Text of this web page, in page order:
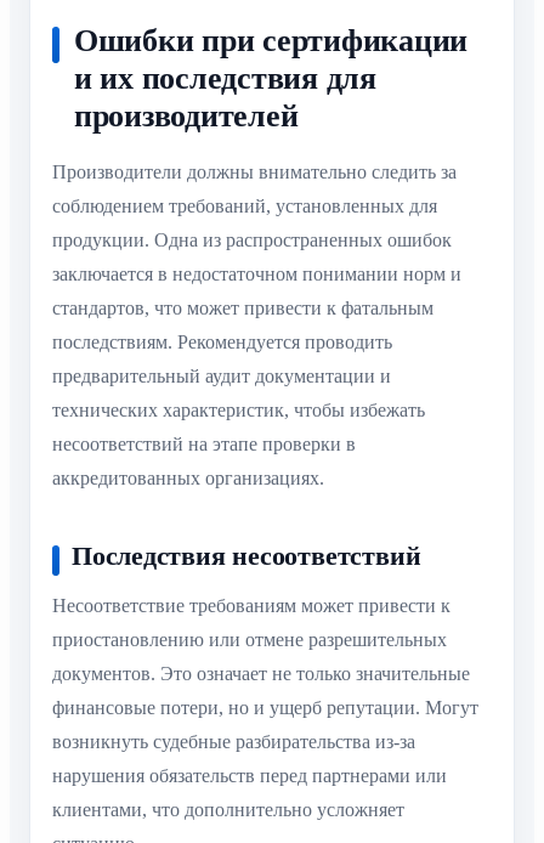
Ошибки при сертификации
и их последствия для
производителей
Производители должны внимательно следить за
соблюдением требований, установленных для
продукции. Одна из распространенных ошибок
заключается в недостаточном понимании норм и
стандартов, что может привести к фатальным
последствиям. Рекомендуется проводить
предварительный аудит документации и
технических характеристик, чтобы избежать
несоответствий на этапе проверки в
аккредитованных организациях.
Последствия несоответствий
Несоответствие требованиям может привести к
приостановлению или отмене разрешительных
документов. Это означает не только значительные
финансовые потери, но и ущерб репутации. Могут
возникнуть судебные разбирательства из-за
нарушения обязательств перед партнерами или
клиентами, что дополнительно усложняет